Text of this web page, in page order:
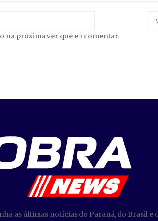
na próxima ver que eu comentar.
as últimas notícias do Paraná, do Brasil e